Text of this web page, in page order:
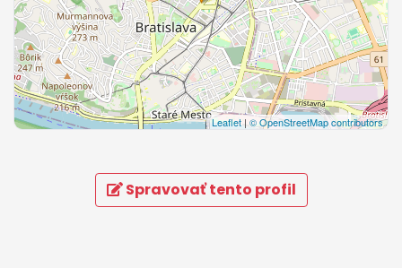
Leaflet | © OpenStreetMap contributors
Spravovať tento profil